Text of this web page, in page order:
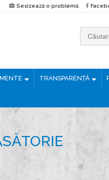
Sesizează o problemă
TRANSPARENȚĂ